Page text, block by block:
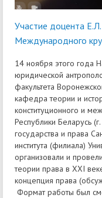
Участие доцента
Международного
14 ноября этого года
юридической
факультета
кафедра теории и
конституционного и
Республики Беларусь
государства и права
института (филиала)
организовали и
теории права в XXI
концепция права
Формат работы был